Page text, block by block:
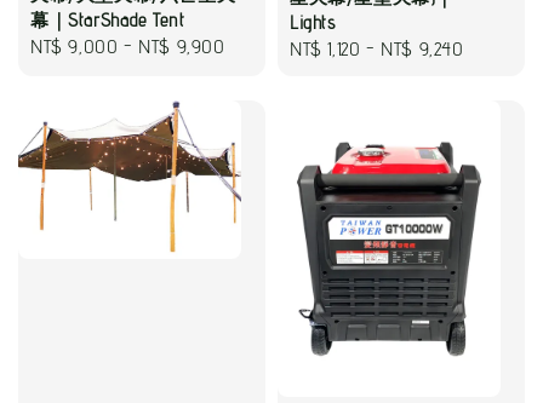
幕｜StarShade Tent
Regular
NT$ 9,000 - NT$ 9,900
Lights
Regular
NT$ 1,120 - NT$ 9,240